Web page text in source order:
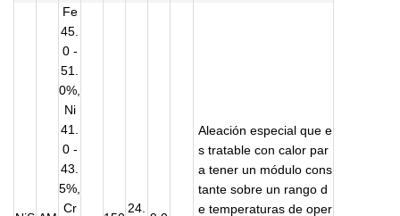
Fe
45.
0 -
51.
0%,
Ni
41.
0 -
43.
5%,
Cr
24.
Aleación especial que e
s tratable con calor par
a tener un módulo cons
tante sobre un rango d
e temperaturas de oper